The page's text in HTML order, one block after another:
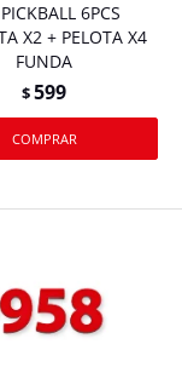
6PCS
X2 + PELOTA X4
FUNDA
$599